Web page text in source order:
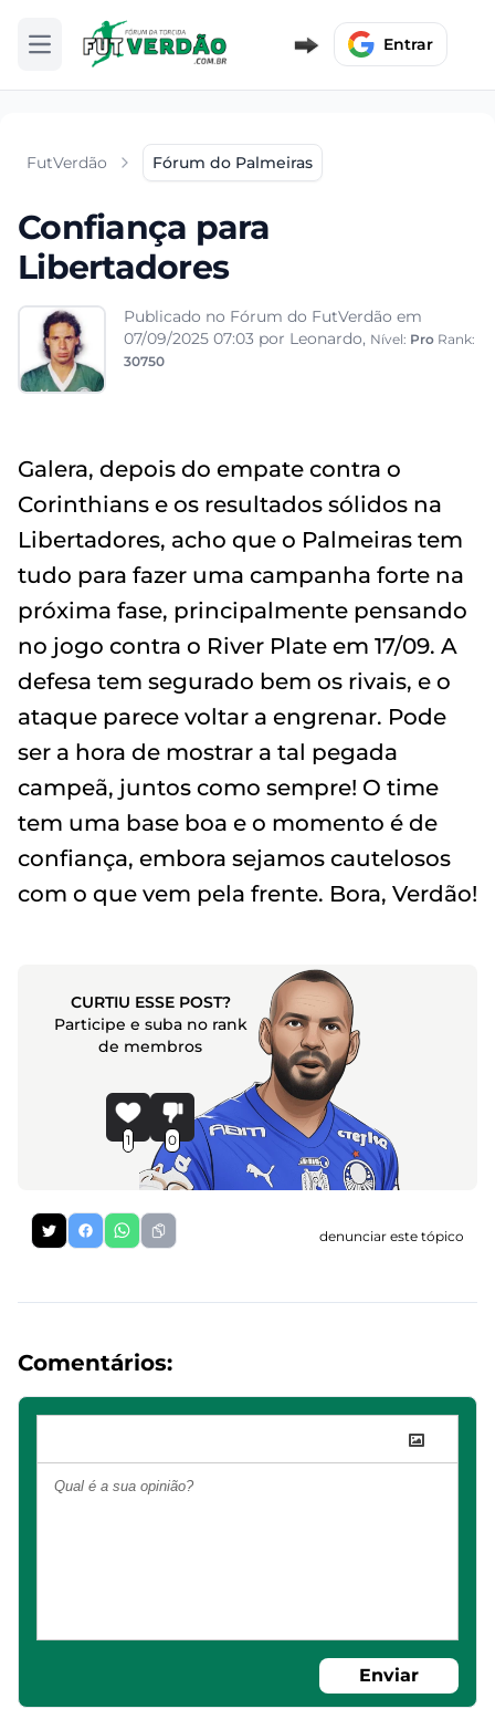
Abrir menu Entrar
FutVerdão Fórum do Palmeiras
Confiança para
Libertadores
Publicado no Fórum do FutVerdão em
07/09/2025 07:03 por Leonardo, Nível: Pro Rank:
30750
Galera, depois do empate contra o
Corinthians e os resultados sólidos na
Libertadores, acho que o Palmeiras tem
tudo para fazer uma campanha forte na
próxima fase, principalmente pensando
no jogo contra o River Plate em 17/09. A
defesa tem segurado bem os rivais, e o
ataque parece voltar a engrenar. Pode
ser a hora de mostrar a tal pegada
campeã, juntos como sempre! O time
tem uma base boa e o momento é de
confiança, embora sejamos cautelosos
com o que vem pela frente. Bora, Verdão!
CURTIU ESSE POST?
Participe e suba no rank
de membros
1 0
denunciar este tópico
Comentários:
Enviar